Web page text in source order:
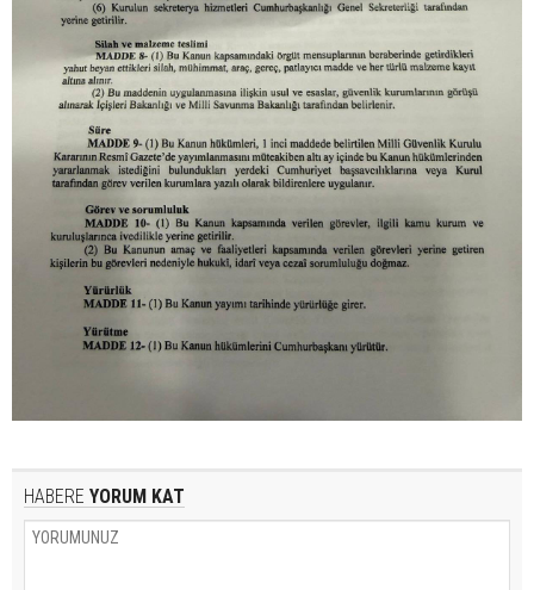
HABERE YORUM KAT